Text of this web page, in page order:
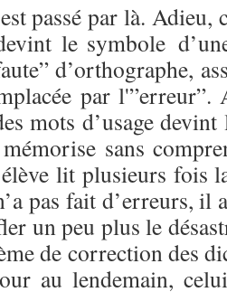
passé par là.
le symbole
d’orthographe,
par l'”erreur”.
mots d’usage devint
sans
lit plusieurs fois
pas fait d’erreurs, il
un peu plus le
de correction des
au lendemain,